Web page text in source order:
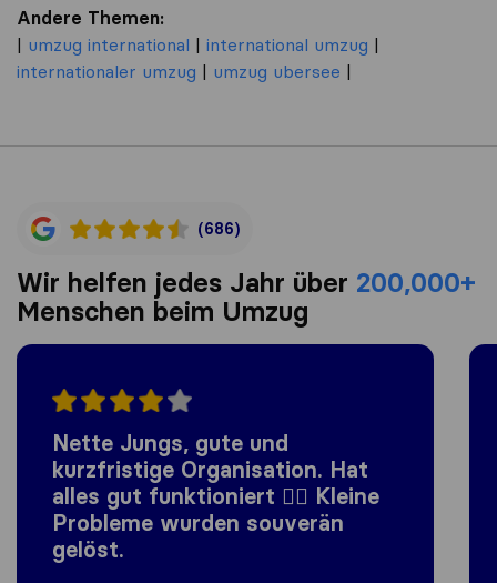
Andere Themen:
| umzug international | international umzug |
internationaler umzug | umzug ubersee |
(686)
Wir helfen jedes Jahr über 200,000+
Menschen beim Umzug
Nette Jungs, gute und
kurzfristige Organisation. Hat
alles gut funktioniert 👍🏼 Kleine
Probleme wurden souverän
gelöst.